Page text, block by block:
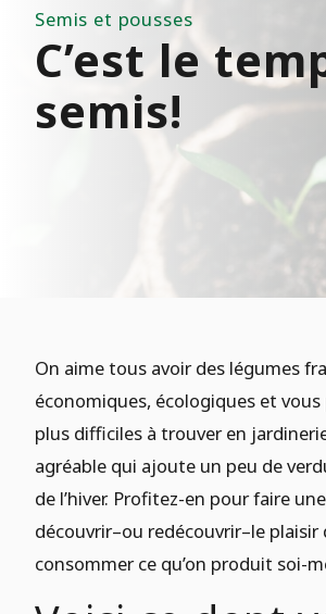
Semis et pousses
C’est le
semis!
On aime tous avoir des légumes
économiques, écologiques et
plus difficiles à trouver en
agréable qui ajoute un peu de
de l’hiver. Profitez-en pour faire
découvrir–ou redécouvrir–le
consommer ce qu’on produit soi-